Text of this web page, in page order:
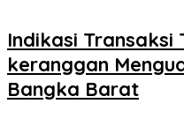
Indikasi Transaksi
keranggan
Bangka Barat